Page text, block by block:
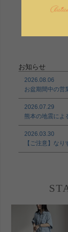
お知らせ
2026.08.06
お盆期間中の営
2026.07.29
熊本の地震によ
2026.03.30
【ご注意】なり